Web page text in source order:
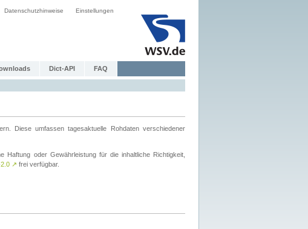
Datenschutzhinweise Einstellungen
Dict-API FAQ
Diese umfassen tagesaktuelle Rohdaten verschiedener
oder Gewährleistung für die inhaltliche Richtigkeit,
↗ frei verfügbar.